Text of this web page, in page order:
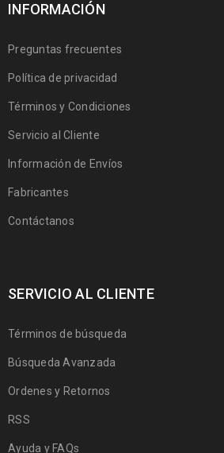
INFORMACIÓN
Preguntas frecuentes
Política de privacidad
Términos y Condiciones
Servicio al Cliente
Información de Envíos
Fabricantes
Contáctanos
SERVICIO AL CLIENTE
Términos de búsqueda
Búsqueda Avanzada
Ordenes y Retornos
RSS
Ayuda y FAQs